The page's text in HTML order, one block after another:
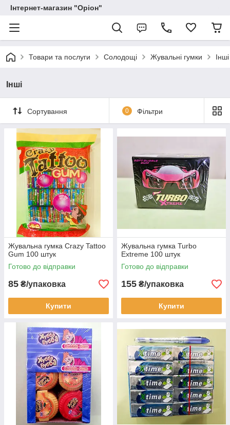
Інтернет-магазин "Оріон"
Товари та послуги Солодощі Жувальні гумки Інші
Інші
Сортування 0 Фільтри
Жувальна гумка Crazy Tattoo
Gum 100 штук
Готово до відправки
85 ₴/упаковка
Купити
Жувальна гумка Turbo
Extreme 100 штук
Готово до відправки
155 ₴/упаковка
Купити